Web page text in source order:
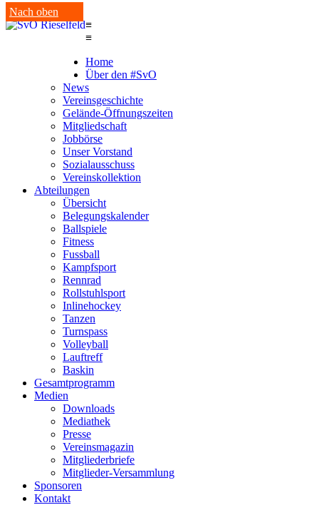
Nach oben
≡
≡
Home
Über den #SvO
News
Vereinsgeschichte
Gelände-Öffnungszeiten
Mitgliedschaft
Jobbörse
Unser Vorstand
Sozialausschuss
Vereinskollektion
Abteilungen
Übersicht
Belegungskalender
Ballspiele
Fitness
Fussball
Kampfsport
Rennrad
Rollstuhlsport
Inlinehockey
Tanzen
Turnspass
Volleyball
Lauftreff
Baskin
Gesamtprogramm
Medien
Downloads
Mediathek
Presse
Vereinsmagazin
Mitgliederbriefe
Mitglieder-Versammlung
Sponsoren
Kontakt